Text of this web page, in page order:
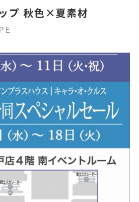
4階メゾンレキップ 秋色×夏素材